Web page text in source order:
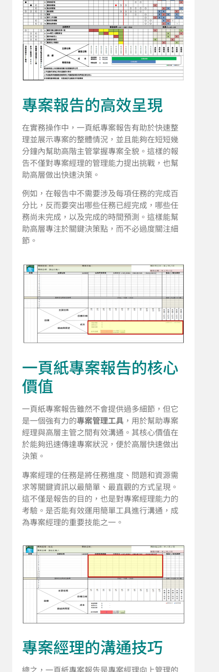
專案報告的高效呈現
在實務操作中，一頁紙專案報告有助於快速整
理並展示專案的整體情況，並且能夠在短短幾
分鐘內幫助高階主管掌握專案全貌。這樣的報
告不僅對專案經理的管理能力提出挑戰，也幫
助高層做出快速決策。
例如，在報告中不需要涉及每項任務的完成百
分比，反而要突出哪些任務已經完成，哪些任
務尚未完成，以及完成的時間預測。這樣能幫
助高層專注於關鍵決策點，而不必過度關注細
節。
一頁紙專案報告的核心
價值
一頁紙專案報告雖然不會提供過多細節，但它
是一個強有力的專案管理工具 ，用於幫助專案
經理與高層主管之間有效溝通。其核心價值在
於能夠迅速傳達專案狀況，便於高層快速做出
決策。
專案經理的任務是將任務進度、問題和資源需
求等關鍵資訊以最簡單、最直觀的方式呈現。
這不僅是報告的目的，也是對專案經理能力的
考驗。是否能有效運用簡單工具進行溝通，成
為專案經理的重要技能之一。
專案經理的溝通技巧
總之，一頁紙專案報告是專案經理向上管理的